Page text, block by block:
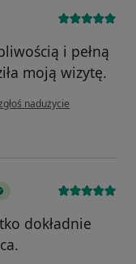
i pełną
moją wizytę.
opinii użytkownika Anna
nadużycie
dokładnie